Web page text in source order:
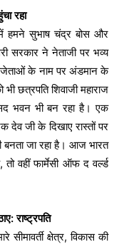
रहा
में हमने सुभाष चंद्र बोस और
सरकार ने नेताजी पर भव्य
के नाम पर अंडमान के
छत्रपति शिवाजी महाराज
भवन भी बन रहा है। एक
देव जी के दिखाए रास्तों पर
बनता जा रहा है। आज भारत
तो वहीं फार्मेसी ऑफ द वर्ल्ड
राष्ट्रपति
सीमावर्ती क्षेत्र, विकास की